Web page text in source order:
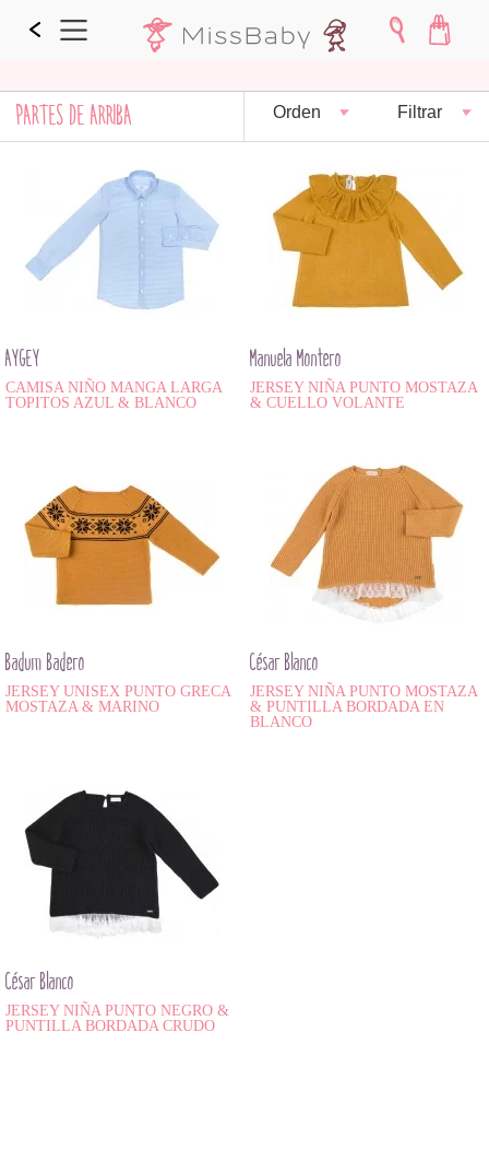
PARTES DE ARRIBA Orden Filtrar
AYGEY
CAMISA NIÑO MANGA LARGA
TOPITOS AZUL & BLANCO
Manuela Montero
JERSEY NIÑA PUNTO MOSTAZA
& CUELLO VOLANTE
Badum Badero
JERSEY UNISEX PUNTO GRECA
MOSTAZA & MARINO
César Blanco
JERSEY NIÑA PUNTO MOSTAZA
& PUNTILLA BORDADA EN
BLANCO
César Blanco
JERSEY NIÑA PUNTO NEGRO &
PUNTILLA BORDADA CRUDO